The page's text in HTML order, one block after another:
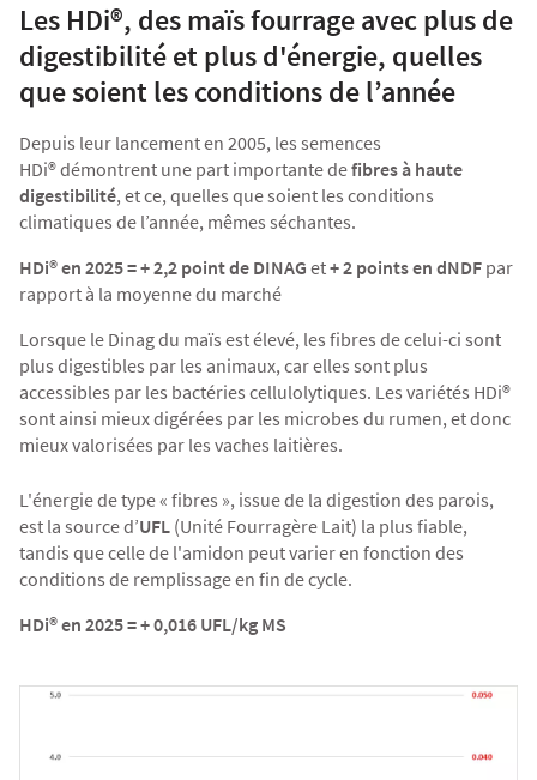
Les HDi®, des maïs fourrage avec plus de
digestibilité et plus d'énergie, quelles
que soient les conditions de l’année
Depuis leur lancement en 2005, les semences
HDi®démontrent une part importante defibres à haute
digestibilité, et ce, quelles que soient les conditions
climatiques de l’année, mêmes séchantes.
HDi® en 2025 = + 2,2 point de DINAG et+ 2 points en dNDF par
rapport à la moyenne du marché
Lorsque le Dinag du maïs est élevé, les fibres de celui-ci sont
plus digestibles par les animaux, car elles sont plus
accessibles par les bactéries cellulolytiques. Les variétés HDi®
sont ainsi mieux digérées par les microbes du rumen, et donc
mieux valorisées par les vaches laitières.
L'énergie de type « fibres », issue de la digestion des parois,
est la source d’UFL (Unité Fourragère Lait) la plus fiable,
tandis que celle de l'amidon peut varier en fonction des
conditions de remplissage en fin de cycle.
HDi® en 2025 = + 0,016 UFL/kg MS